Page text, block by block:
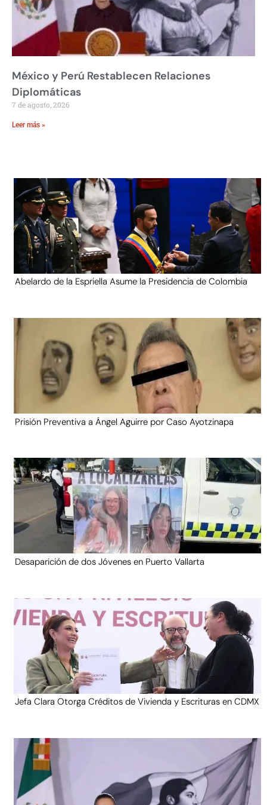
México y Perú Restablecen Relaciones
Diplomáticas
7 de agosto, 2026
Leer más »
Abelardo de la Espriella Asume la Presidencia de Colombia
Prisión Preventiva a Ángel Aguirre por Caso Ayotzinapa
Desaparición de dos Jóvenes en Puerto Vallarta
Jefa Clara Otorga Créditos de Vivienda y Escrituras en CDMX